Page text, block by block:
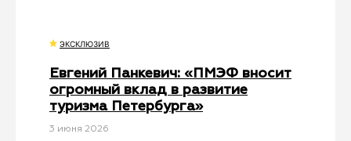
ЭКСКЛЮЗИВ
Евгений Панкевич: «ПМЭФ вносит
огромный вклад в развитие
туризма Петербурга»
3 июня 2026